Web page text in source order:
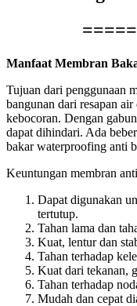
Manfaat Membran
Tujuan dari penggunaan
bangunan dari resapan
kebocoran. Dengan
dapat dihindari. Ada
bakar waterproofing anti
Keuntungan membran
Dapat digunakan
tertutup.
Tahan lama dan
Kuat, lentur dan
Tahan terhadap
Kuat dari tekanan,
Tahan terhadap
Mudah dan cepat